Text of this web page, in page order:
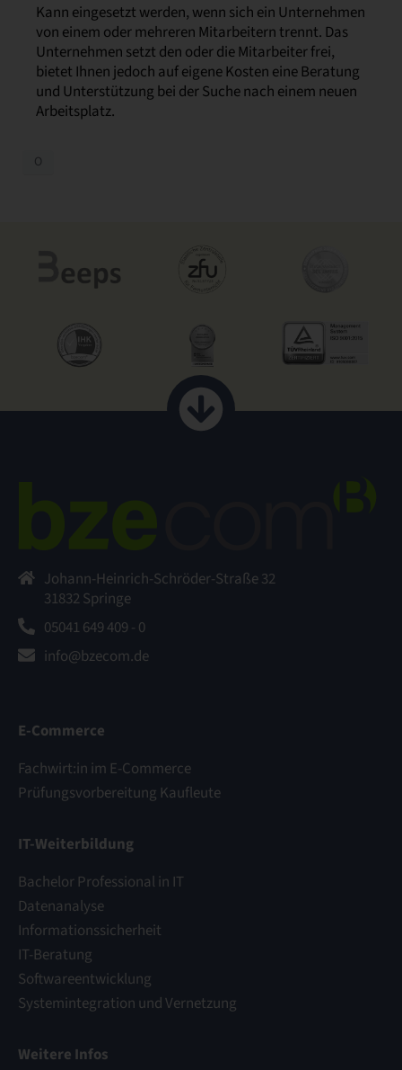
Kann eingesetzt werden, wenn sich ein Unternehmen
von einem oder mehreren Mitarbeitern trennt. Das
Unternehmen setzt den oder die Mitarbeiter frei,
bietet Ihnen jedoch auf eigene Kosten eine Beratung
und Unterstützung bei der Suche nach einem neuen
Arbeitsplatz.
O
Johann-Heinrich-Schröder-Straße 32
31832 Springe
05041 649 409 - 0
info@bzecom.de
E-Commerce
Fachwirt:in im E-Commerce
Prüfungsvorbereitung Kaufleute
IT-Weiterbildung
Bachelor Professional in IT
Datenanalyse
Informationssicherheit
IT-Beratung
Softwareentwicklung
Systemintegration und Vernetzung
Weitere Infos